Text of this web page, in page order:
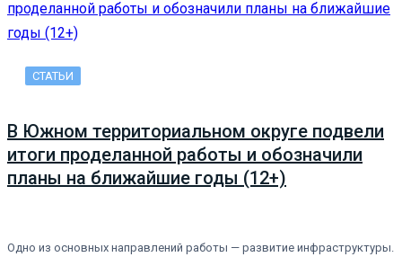
СТАТЬИ
В Южном территориальном округе подвели
итоги проделанной работы и обозначили
планы на ближайшие годы (12+)
Одно из основных направлений работы — развитие инфраструктуры.